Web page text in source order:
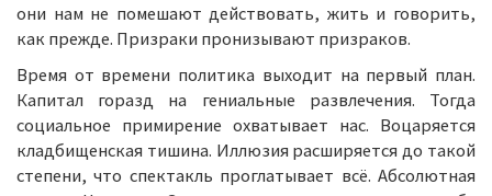
они нам не помешают действовать, жить и говорить,
как прежде. Призраки пронизывают призраков.
Время от времени политика выходит на первый план.
Капитал горазд на гениальные развлечения. Тогда
социальное примирение охватывает нас. Воцаряется
кладбищенская тишина. Иллюзия расширяется до такой
степени, что спектакль проглатывает всё. Абсолютная